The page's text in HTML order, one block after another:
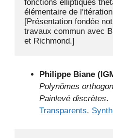
fonctions elliptiques
élémentaire de
[Présentation fondée
travaux commun avec
et Richmond.]
Philippe Biane
Polynômes
Painlevé discrètes.
Transparents.